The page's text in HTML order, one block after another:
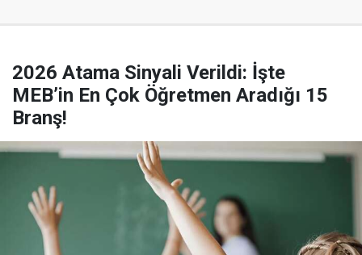
2026 Atama Sinyali Verildi: İşte
MEB’in En Çok Öğretmen Aradığı 15
Branş!